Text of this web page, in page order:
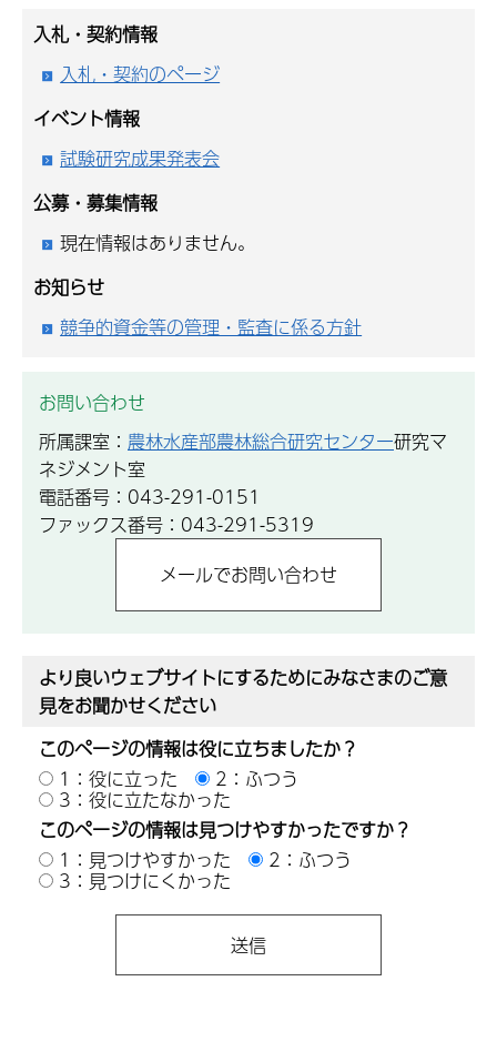
入札・契約情報
入札・契約のページ
イベント情報
試験研究成果発表会
公募・募集情報
現在情報はありません。
お知らせ
競争的資金等の管理・監査に係る方針
お問い合わせ
所属課室： 農林水産部農林総合研究センター研究マ
ネジメント室
電話番号：043-291-0151
ファックス番号：043-291-5319
より良いウェブサイトにするためにみなさまのご意
見をお聞かせください
このページの情報は役に立ちましたか？
1：役に立った
2：ふつう
3：役に立たなかった
このページの情報は見つけやすかったですか？
1：見つけやすかった
2：ふつう
3：見つけにくかった